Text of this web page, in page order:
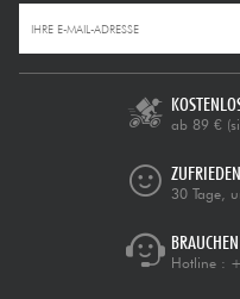
ab 89 €
30 Tage,
Hotline :